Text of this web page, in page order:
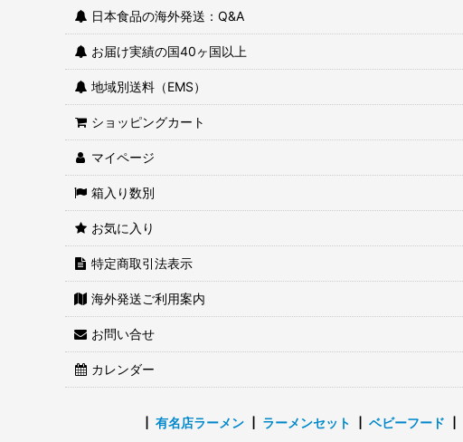
日本食品の海外発送：Q&A
お届け実績の国40ヶ国以上
地域別送料（EMS）
ショッピングカート
マイページ
箱入り数別
お気に入り
特定商取引法表示
海外発送ご利用案内
お問い合せ
カレンダー
有名店ラーメン ラーメンセット ベビーフード